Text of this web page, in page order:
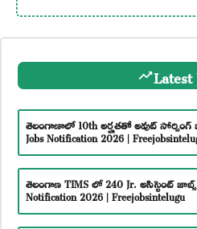
తెలంగాణాలో 10th అర్హతతో అవుట్ సోర్సింగ్
Jobs Notification 2026 |
తెలంగాణ TIMS లో 240 Jr. అసిస్టెంట్
Notification 2026 | Freejobsintelugu